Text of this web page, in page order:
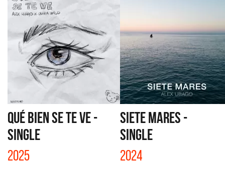
QUÉ BIEN SE TE VE -
SINGLE
2025
SIETE MARES -
SINGLE
2024